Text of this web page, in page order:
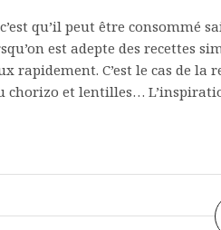
qu’il peut être consommé
est adepte des recettes
rapidement. C’est le cas de la
chorizo et lentilles…